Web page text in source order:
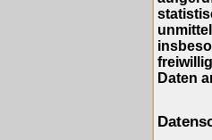
Daten